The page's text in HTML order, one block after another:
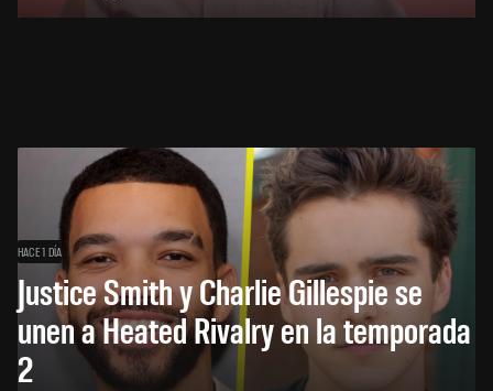
HACE 1 DÍA
Justice Smith y Charlie Gillespie se
unen a Heated Rivalry en la temporada
2